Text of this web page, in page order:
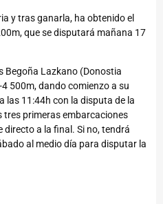
y tras ganarla, ha obtenido el
que se disputará mañana 17
Begoña Lazkano (Donostia
500m, dando comienzo a su
las 11:44h con la disputa de la
tres primeras embarcaciones
a la final. Si no, tendrá
al medio día para disputar la